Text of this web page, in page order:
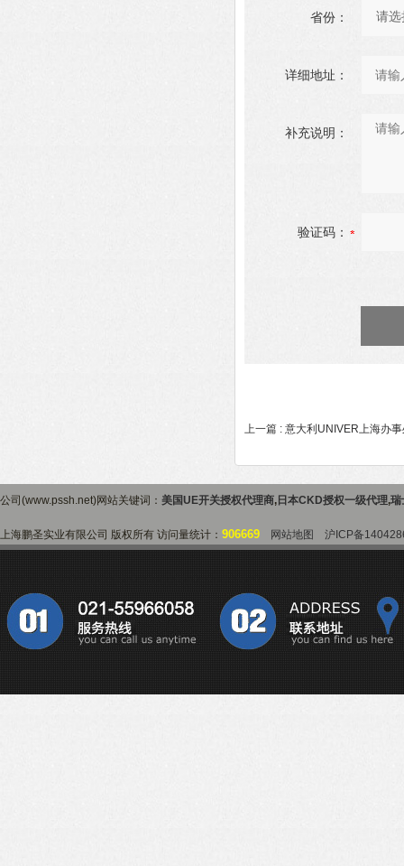
省份：
详细地址：
补充说明：
验证码：
上一篇 : 意大利UNIVER上海办
公司(www.pssh.net)网站关键词： 美国UE开关授权代理商, 日本CKD授权一级代理,瑞
上海鹏圣实业有限公司 版权所有 访问量统计： 906669 网站地图 沪ICP备